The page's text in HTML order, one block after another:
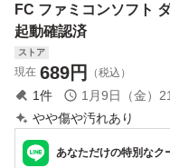
FC ファミコンソフト
起動確認済
ストア
現在 689円 （税込）
1件 1月9日（金）
やや傷や汚れあり
あなただけの特別なク